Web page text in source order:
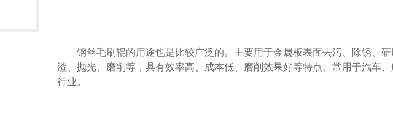
钢丝毛刷辊的用途也是比较广泛的。主要用于金属板表面去污、除锈、研
渣、抛光、磨削等，具有效率高、成本低、磨削效果好等特点。常用于汽车
行业。